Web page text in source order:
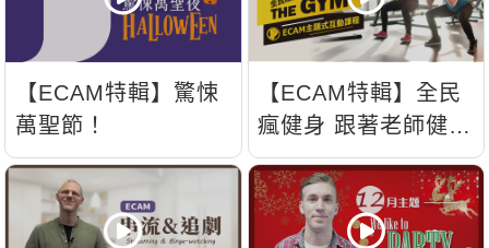
【ECAM特輯】驚悚
萬聖節！
【ECAM特輯】全民
瘋健身 跟著老師健康
動次動!!